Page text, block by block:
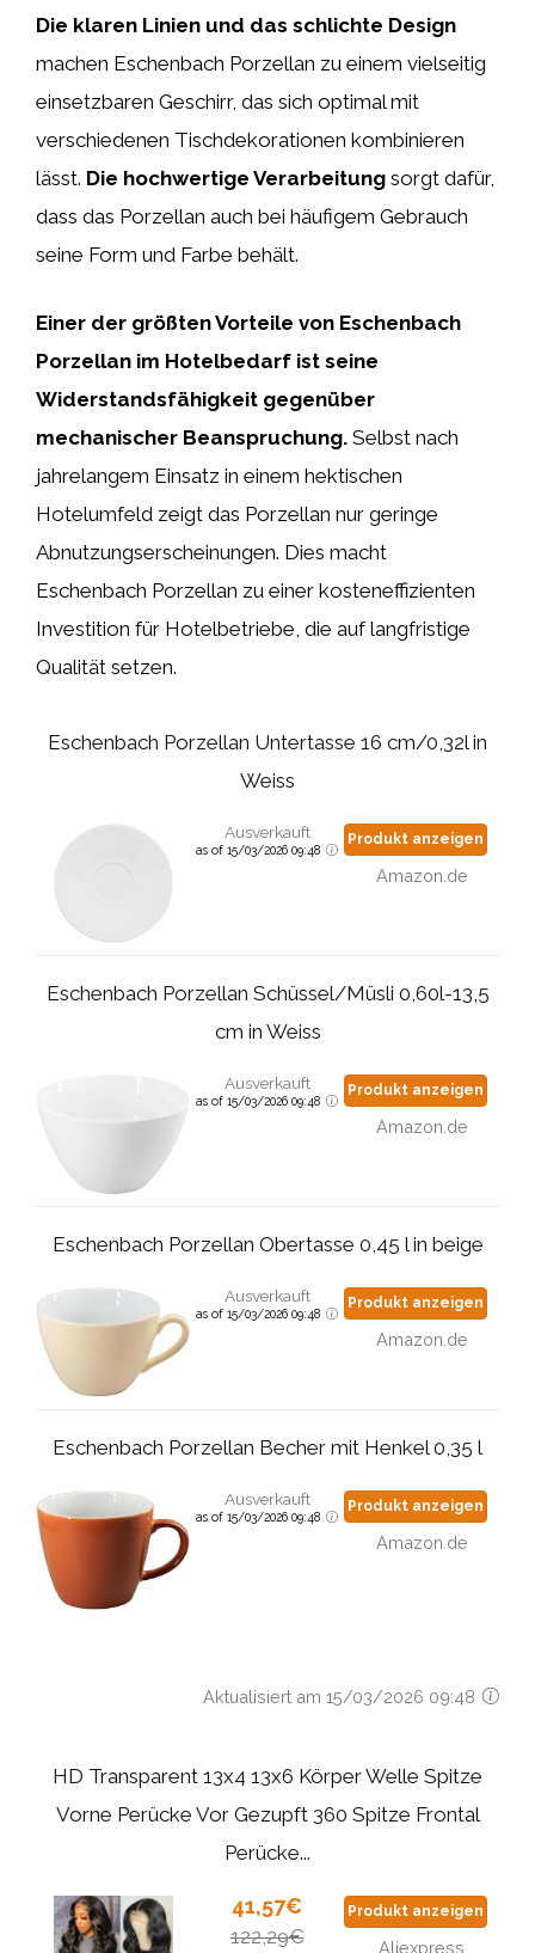
Die klaren Linien und das schlichte Design
machen Eschenbach Porzellan zu einem vielseitig
einsetzbaren Geschirr, das sich optimal mit
verschiedenen Tischdekorationen kombinieren
lässt. Die hochwertige Verarbeitung sorgt dafür,
dass das Porzellan auch bei häufigem Gebrauch
seine Form und Farbe behält.
Einer der größten Vorteile von Eschenbach
Porzellan im Hotelbedarf ist seine
Widerstandsfähigkeit gegenüber
mechanischer Beanspruchung. Selbst nach
jahrelangem Einsatz in einem hektischen
Hotelumfeld zeigt das Porzellan nur geringe
Abnutzungserscheinungen. Dies macht
Eschenbach Porzellan zu einer kosteneffizienten
Investition für Hotelbetriebe, die auf langfristige
Qualität setzen.
Eschenbach Porzellan Untertasse 16 cm/0,32l in
Weiss
Ausverkauft
as of 15/03/2026 09:48
Produkt anzeigen
Amazon.de
Eschenbach Porzellan Schüssel/Müsli 0,60l-13,5
cm in Weiss
Ausverkauft
as of 15/03/2026 09:48
Produkt anzeigen
Amazon.de
Eschenbach Porzellan Obertasse 0,45 l in beige
Ausverkauft
as of 15/03/2026 09:48
Produkt anzeigen
Amazon.de
Eschenbach Porzellan Becher mit Henkel 0,35 l
Ausverkauft
as of 15/03/2026 09:48
Produkt anzeigen
Amazon.de
Aktualisiert am 15/03/2026 09:48
HD Transparent 13x4 13x6 Körper Welle Spitze
Vorne Perücke Vor Gezupft 360 Spitze Frontal
Perücke...
41,57€
122,29€
Produkt anzeigen
Aliexpress